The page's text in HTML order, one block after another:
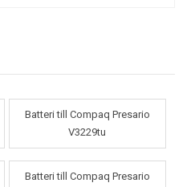
Batteri till Compaq Presario
V3229tu
Batteri till Compaq Presario